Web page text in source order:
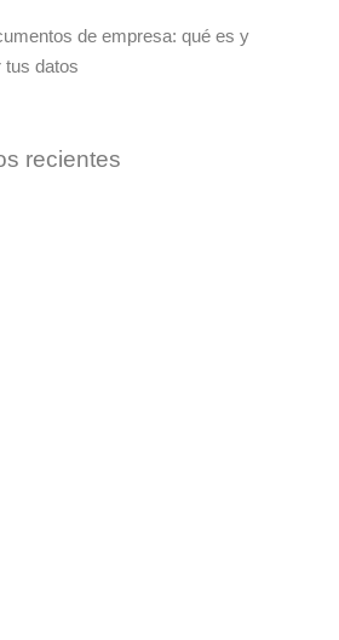
de empresa: qué es y
tus datos
recientes